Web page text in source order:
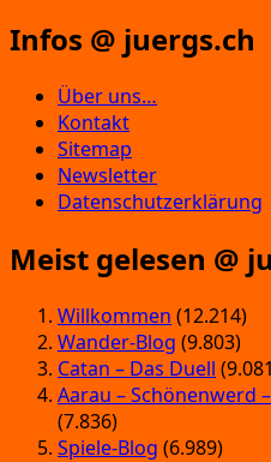
Infos @ juergs.ch
Über uns…
Kontakt
Sitemap
Newsletter
Datenschutzerklärung
Meist gelesen @
Willkommen (12.214)
Wander-Blog (9.803)
Catan – Das Duell
Aarau – Schönenwerd
(7.836)
Spiele-Blog (6.989)